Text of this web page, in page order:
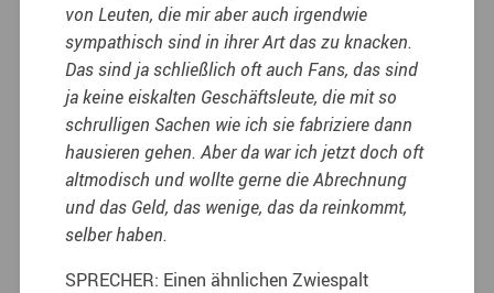
von Leuten, die mir aber auch irgendwie
sympathisch sind in ihrer Art das zu knacken.
Das sind ja schließlich oft auch Fans, das sind
ja keine eiskalten Geschäftsleute, die mit so
schrulligen Sachen wie ich sie fabriziere dann
hausieren gehen. Aber da war ich jetzt doch oft
altmodisch und wollte gerne die Abrechnung
und das Geld, das wenige, das da reinkommt,
selber haben.
SPRECHER: Einen ähnlichen Zwiespalt